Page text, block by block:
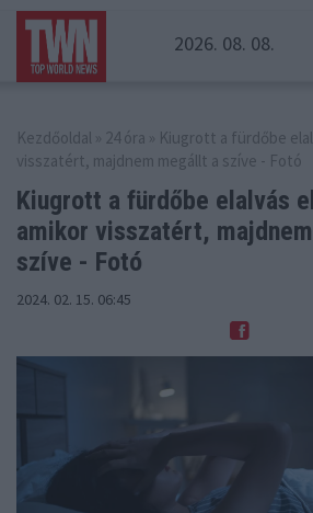
2026. 08. 08.
Kezdőoldal » 24 óra » Kiugrott a fürdőbe
visszatért, majdnem megállt a szíve - Fotó
Kiugrott a fürdőbe elalvás
amikor visszatért,
szíve - Fotó
2024. 02. 15. 06:45